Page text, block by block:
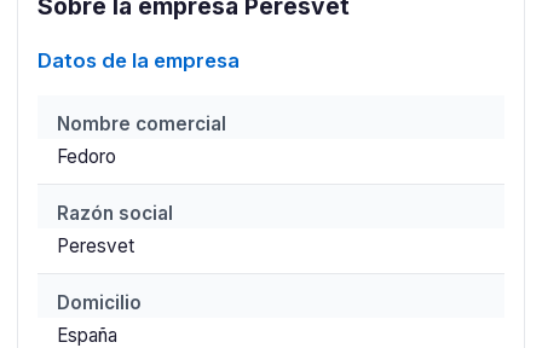
Sobre la empresa Peresvet
Datos de la empresa
Nombre comercial
Fedoro
Razón social
Peresvet
Domicilio
España